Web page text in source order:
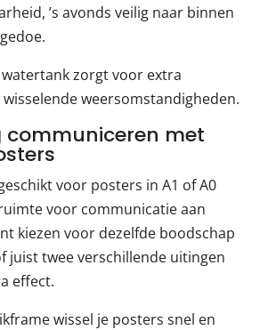
’s avonds veilig naar binnen
zorgt voor extra
weersomstandigheden.
communiceren met
voor posters in A1 of A0
voor communicatie aan
kiezen voor dezelfde boodschap
juist twee verschillende uitingen
effect.
wissel je posters snel en